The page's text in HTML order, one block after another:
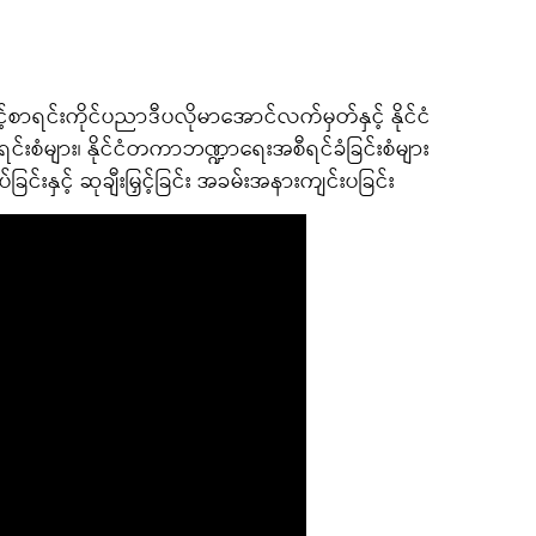
ာရင်းကိုင်ပညာဒီပလိုမာအောင်လက်မှတ်နှင့် နိုင်ငံ
ျား၊ နိုင်ငံတကာဘဏ္ဍာရေးအစီရင်ခံခြင်းစံများ
င့် ဆုချီးမြှင့်ခြင်း အခမ်းအနားကျင်းပခြင်း